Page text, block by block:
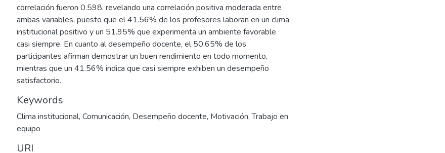
correlación fueron 0.598, revelando una correlación positiva moderada entre
ambas variables, puesto que el 41.56% de los profesores laboran en un clima
institucional positivo y un 51.95% que experimenta un ambiente favorable
casi siempre. En cuanto al desempeño docente, el 50.65% de los
participantes afirman demostrar un buen rendimiento en todo momento,
mientras que un 41.56% indica que casi siempre exhiben un desempeño
satisfactorio.
Keywords
Clima institucional, Comunicación, Desempeño docente, Motivación,Trabajo en
equipo
URI